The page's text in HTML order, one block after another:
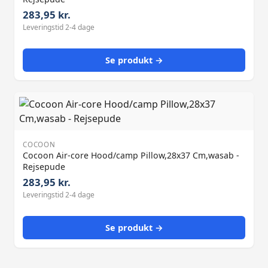
283,95 kr.
Leveringstid 2-4 dage
Se produkt →
COCOON
Cocoon Air-core Hood/camp Pillow,28x37 Cm,wasab -
Rejsepude
283,95 kr.
Leveringstid 2-4 dage
Se produkt →